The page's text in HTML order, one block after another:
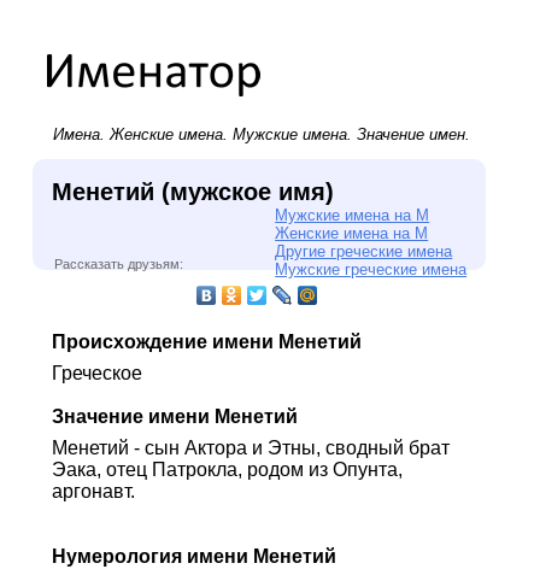
Имена.Женские имена. Мужские имена. Значение имен.
Менетий (мужское имя)
Мужские имена на М
Женские имена на М
Другие греческие имена
Мужские греческие имена
Рассказать друзьям:
Происхождение имени Менетий
Греческое
Значение имени Менетий
Менетий - сын Актора и Этны, сводный брат
Эака, отец Патрокла, родом из Опунта,
аргонавт.
Нумерология имени Менетий